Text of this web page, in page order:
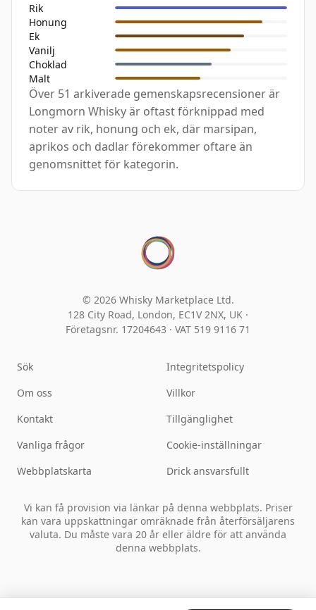
Rik
Honung
Ek
Vanilj
Choklad
Malt
Över 51 arkiverade gemenskapsrecensioner är
Longmorn Whisky är oftast förknippad med
noter av rik, honung och ek, där marsipan,
aprikos och dadlar förekommer oftare än
genomsnittet för kategorin.
© 2026 Whisky Marketplace Ltd.
128 City Road, London, EC1V 2NX, UK ·
Företagsnr. 17204643 · VAT 519 9116 71
Sök
Om oss
Kontakt
Vanliga frågor
Webbplatskarta
Integritetspolicy
Villkor
Tillgänglighet
Cookie-inställningar
Drick ansvarsfullt
Vi kan få provision via länkar på denna webbplats. Priser
kan vara uppskattningar omräknade från återförsäljarens
valuta. Du måste vara 20 år eller äldre för att använda
denna webbplats.